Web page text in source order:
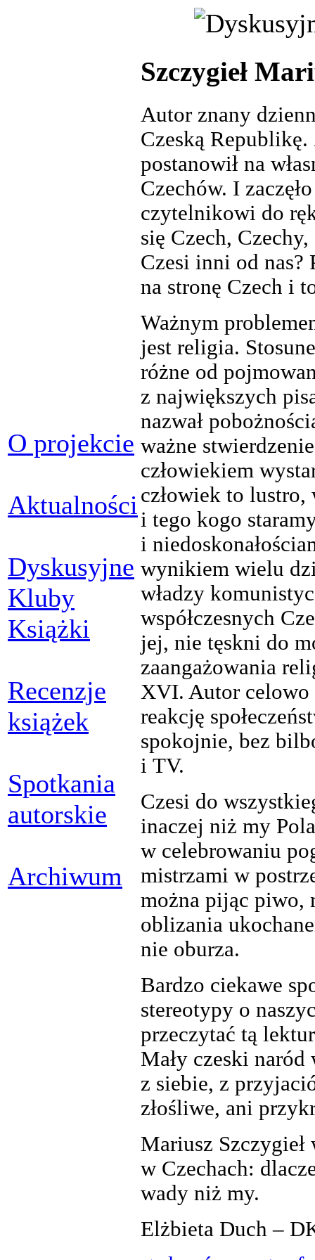
O projekcie
Aktualności
Dyskusyjne
Kluby
Książki
Recenzje
książek
Spotkania
autorskie
Archiwum
Szczygieł
Autor znany
Czeską Republikę.
postanowił na
Czechów. I
czytelnikowi do
się Czech,
Czesi inni od nas?
na stronę Czech i
Ważnym
jest religia.
różne od
z największych
nazwał
ważne
człowiekiem
człowiek to
i tego kogo
i
wynikiem wielu
władzy
współczesnych
jej, nie tęskni do
zaangażowania
XVI. Autor celowo
reakcję
spokojnie, bez
i TV.
Czesi do
inaczej niż my
w celebrowaniu
mistrzami w
można pijąc piwo,
oblizania
nie oburza.
Bardzo ciekawe
stereotypy o
przeczytać tą
Mały czeski
z siebie, z
złośliwe, ani
Mariusz Szczygieł
w Czechach:
wady niż my.
Elżbieta Duch –